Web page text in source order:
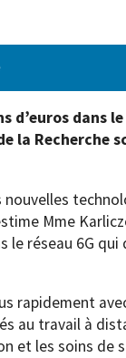
dans
la Recherche
Mme
le réseau 6G
avec
au travail à
et les soins de